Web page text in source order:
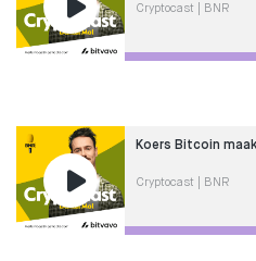
Cryptocast | BNR
Koers Bitcoin
Cryptocast | BNR